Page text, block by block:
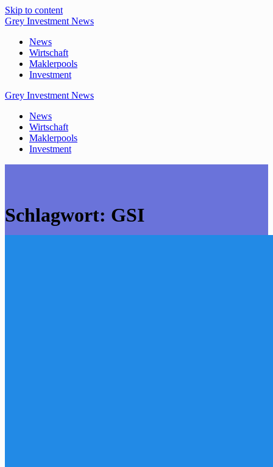
Skip to content
Grey Investment News
News
Wirtschaft
Maklerpools
Investment
Grey Investment News
News
Wirtschaft
Maklerpools
Investment
Schlagwort: GSI